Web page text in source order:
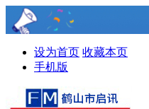
设为首页 收藏本页
手机版